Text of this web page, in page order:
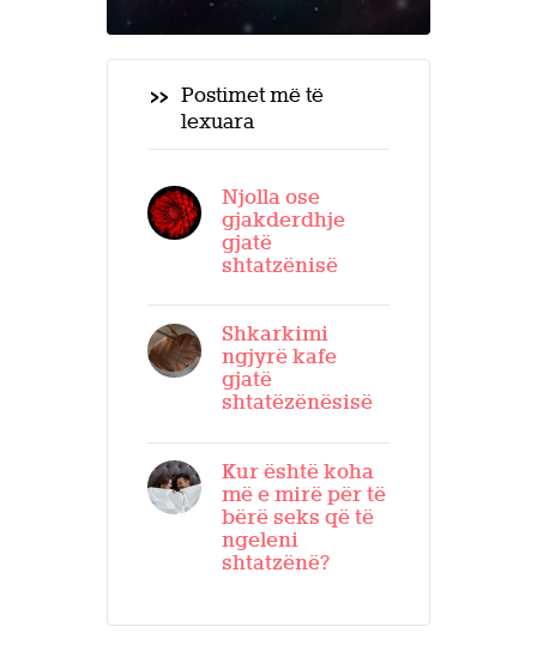
Postimet më të
lexuara
Njolla ose
gjakderdhje
gjatë
shtatzënisë
Shkarkimi
ngjyrë kafe
gjatë
shtatëzënësisë
Kur është koha
më e mirë për të
bërë seks që të
ngeleni
shtatzënë?